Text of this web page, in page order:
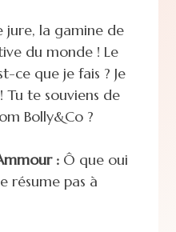
jure, la gamine de
du monde ! Le
ce que je fais ? Je
Tu te souviens de
Bolly&Co ?
:Ô que oui
résume pas à